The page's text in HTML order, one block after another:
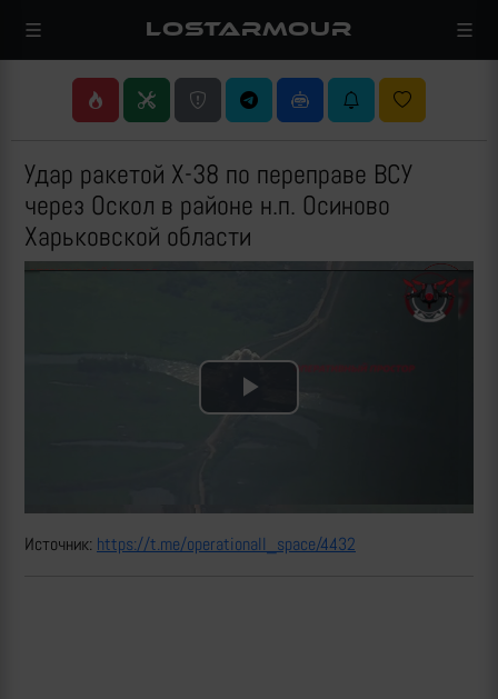
LOSTARMOUR
Удар ракетой Х-38 по переправе ВСУ
через Оскол в районе н.п. Осиново
Харьковской области
Play
Источник: https://t.me/operationall_space/4432